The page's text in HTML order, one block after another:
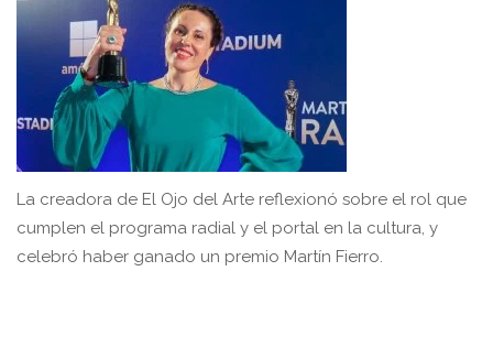
La creadora de El Ojo del Arte reflexionó sobre el rol que
cumplen el programa radial y el portal en la cultura, y
celebró haber ganado un premio Martín Fierro.